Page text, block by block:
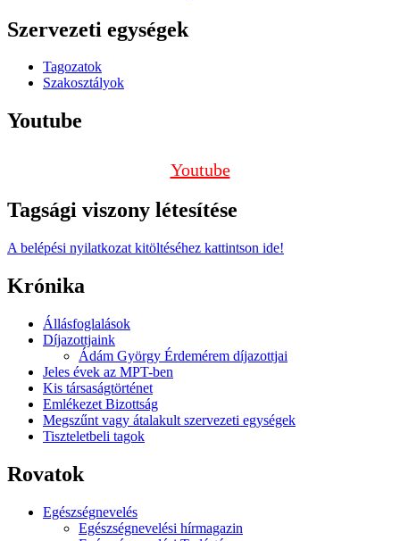
Szervezeti egységek
Tagozatok
Szakosztályok
Youtube
Youtube
Tagsági viszony létesítése
A belépési nyilatkozat kitöltéséhez kattintson ide!
Krónika
Állásfoglalások
Díjazottjaink
Ádám György Érdemérem díjazottjai
Jeles évek az MPT-ben
Kis társaságtörténet
Emlékezet Bizottság
Megszűnt vagy átalakult szervezeti egységek
Tiszteletbeli tagok
Rovatok
Egészségnevelés
Egészségnevelési hírmagazin